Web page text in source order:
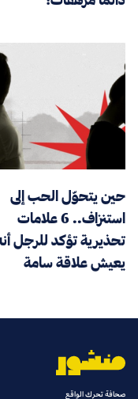
حين يتحوّل الحب إلى
استنزاف.. 6 علامات
تحذيرية تؤكد للرجل أنه
يعيش علاقة سامة
صحافة تحرك الواقع